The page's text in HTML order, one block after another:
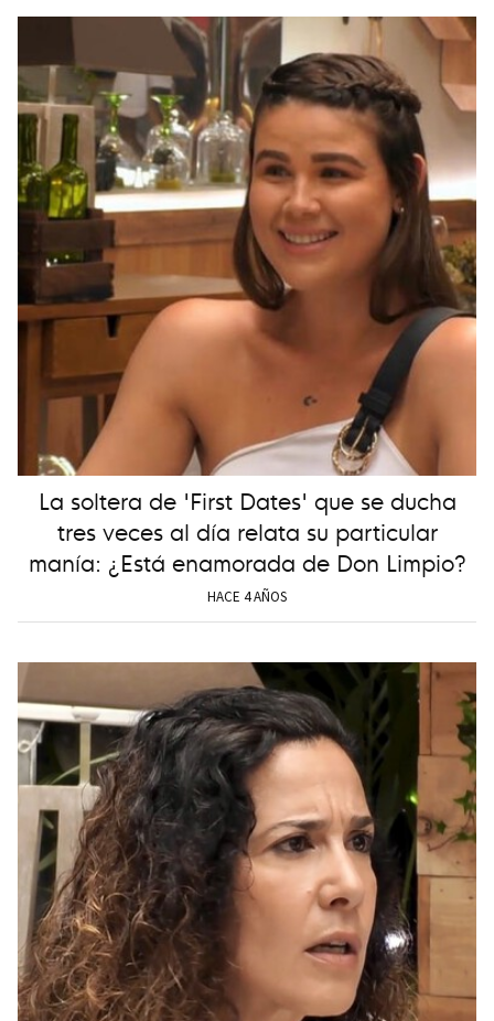
La soltera de 'First Dates' que se ducha
tres veces al día relata su particular
manía: ¿Está enamorada de Don Limpio?
HACE 4 AÑOS